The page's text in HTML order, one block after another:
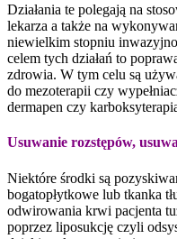
Działania te polegają na
lekarza a także na
niewielkim stopniu
celem tych działań to
zdrowia. W tym celu są
do mezoterapii czy
dermapen czy
Usuwanie rozstępów,
Niektóre środki są
bogatopłytkowe lub tkanka
odwirowania krwi pacjenta
poprzez liposukcję czyli